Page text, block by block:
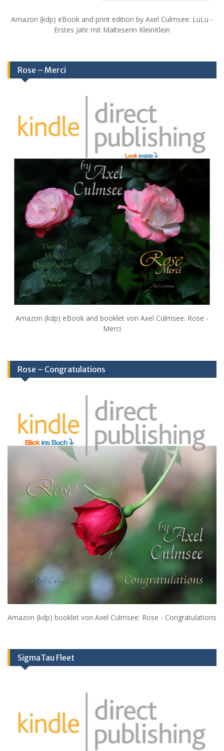
Amazon (kdp) eBook and print edition by Axel Culmsee: LuLu -
Erstes Jahr mit Malteserin KleinKlein
Rose – Merci
Amazon (kdp) eBook and booklet von Axel Culmsee: Rose -
Merci
Rose – Congratulations
Amazon (kdp) booklet von Axel Culmsee: Rose - Congratulations
SigmaTau Fleet